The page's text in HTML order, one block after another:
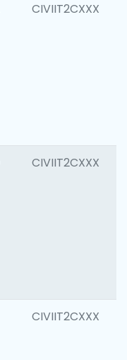
CIVIIT2CXXX
CIVIIT2CXXX
CIVIIT2CXXX